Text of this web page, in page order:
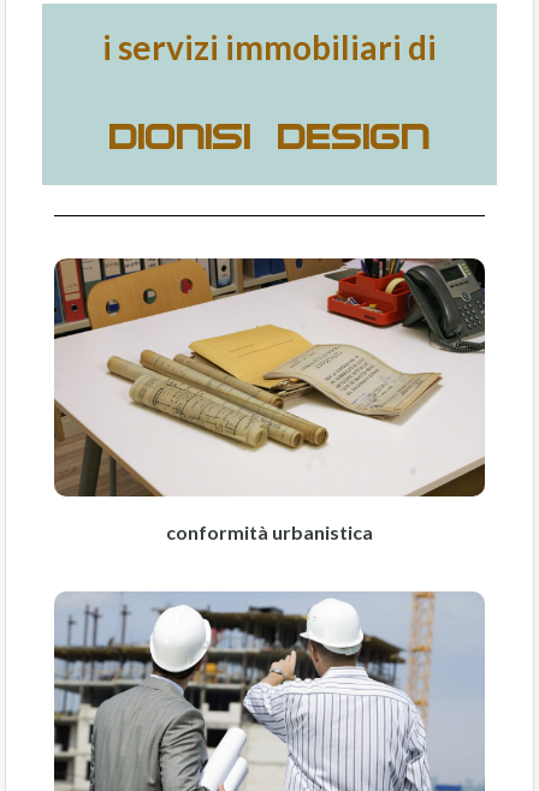
i servizi immobiliari di
DIONISI DESIGN
conformità urbanistica